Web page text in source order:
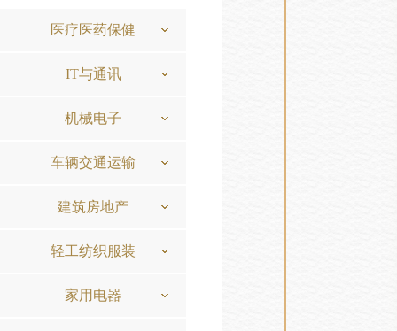
医疗医药保健
IT与通讯
机械电子
车辆交通运输
建筑房地产
轻工纺织服装
家用电器